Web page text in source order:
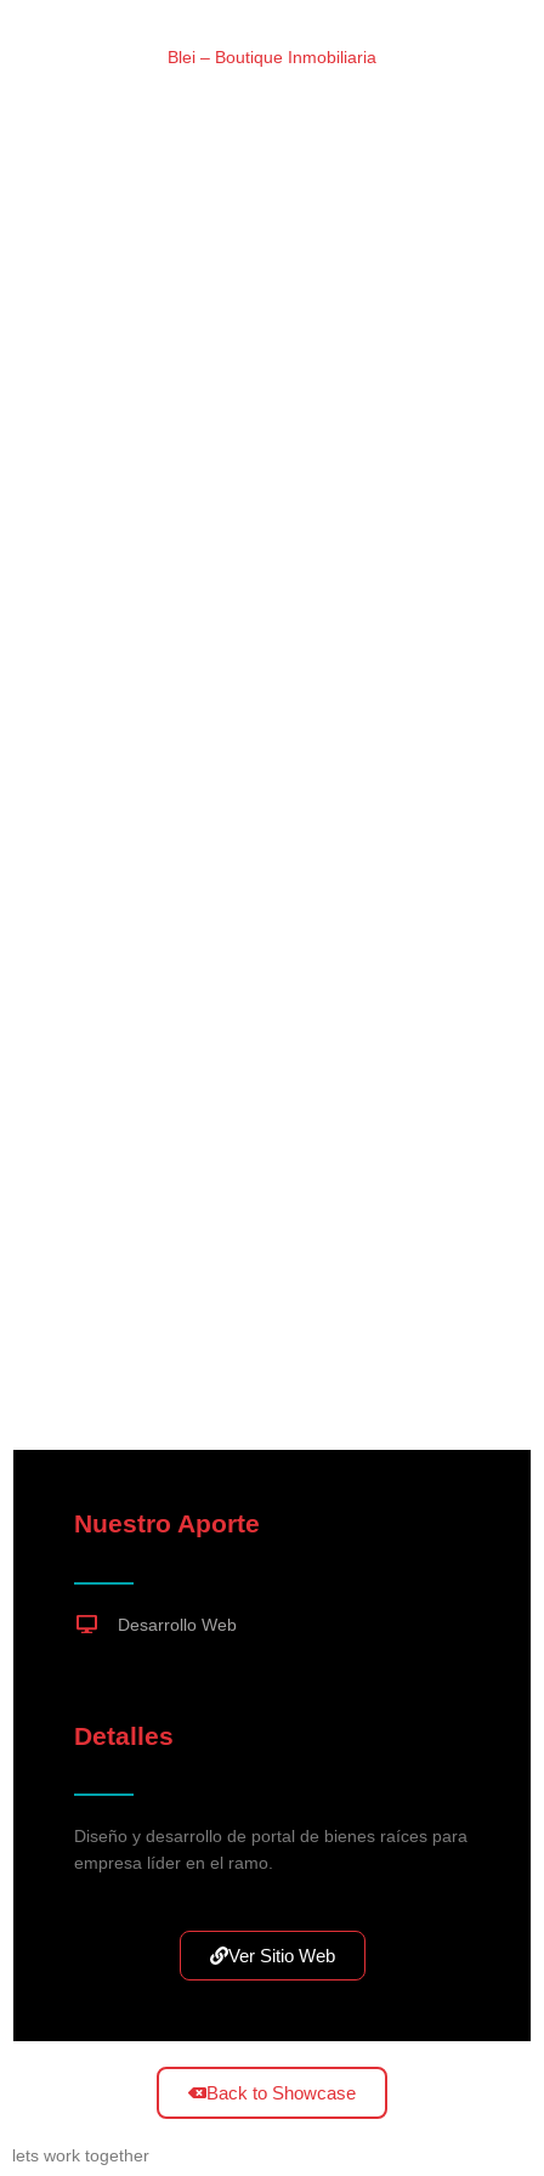
Blei – Boutique Inmobiliaria
Nuestro Aporte
Desarrollo Web
Detalles
Diseño y desarrollo de portal de bienes raíces para
empresa líder en el ramo.
Ver Sitio Web
Back to Showcase
lets work together